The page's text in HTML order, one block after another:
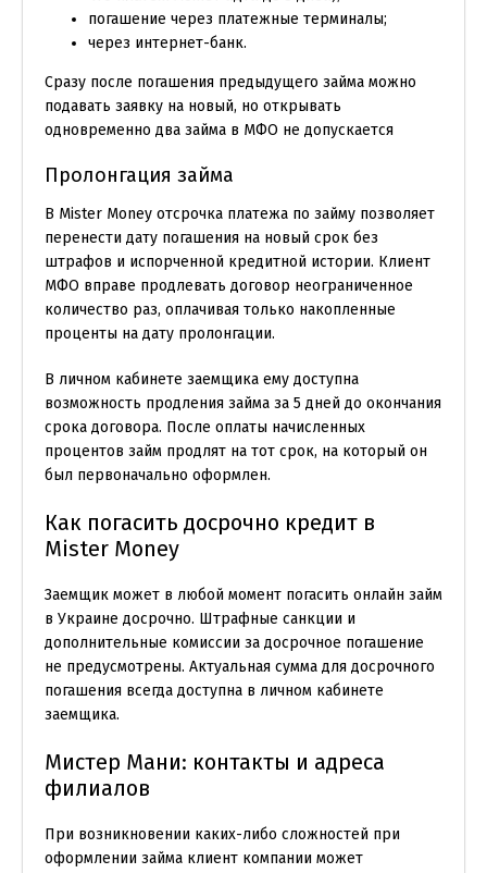
погашение через платежные терминалы;
через интернет-банк.
Сразу после погашения предыдущего займа можно
подавать заявку на новый, но открывать
одновременно два займа в МФО не допускается
Пролонгация займа
В Mister Money отсрочка платежа по займу позволяет
перенести дату погашения на новый срок без
штрафов и испорченной кредитной истории. Клиент
МФО вправе продлевать договор неограниченное
количество раз, оплачивая только накопленные
проценты на дату пролонгации.
В личном кабинете заемщика ему доступна
возможность продления займа за 5 дней до окончания
срока договора. После оплаты начисленных
процентов займ продлят на тот срок, на который он
был первоначально оформлен.
Как погасить досрочно кредит в
Mister Money
Заемщик может в любой момент погасить онлайн займ
в Украине досрочно. Штрафные санкции и
дополнительные комиссии за досрочное погашение
не предусмотрены. Актуальная сумма для досрочного
погашения всегда доступна в личном кабинете
заемщика.
Мистер Мани: контакты и адреса
филиалов
При возникновении каких-либо сложностей при
оформлении займа клиент компании может